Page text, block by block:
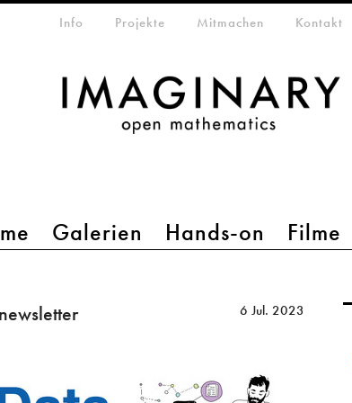
Galerien Hands-on Filme
Info Projekte Mitmachen Kontakt
6 Jul. 2023